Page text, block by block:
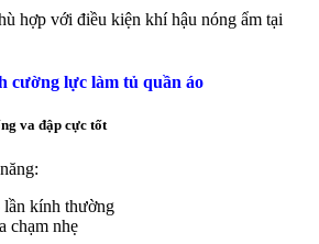
hợp với điều kiện khí hậu nóng ẩm tại
cường lực làm tủ quần áo
va đập cực tốt
kính thường
chạm nhẹ